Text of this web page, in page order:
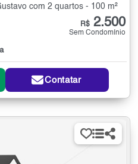
com 2 quartos - 100 m²
R$ 2.500
Sem Condomínio
Contatar